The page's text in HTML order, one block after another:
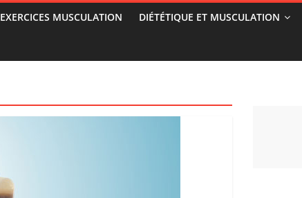
EXERCICES MUSCULATION DIÉTÉTIQUE ET MUSCULATION